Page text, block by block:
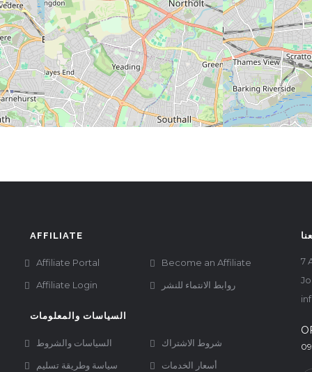
AFFILIATE
Affiliate Portal
Become an Affiliate
Affiliate Login
روابط الانتماء للنشر
السياسات والمعلومات
السياسات والشروط
شروط الاشتراك
سياسة وطريقة تسليم
أسعار الخدمات
7